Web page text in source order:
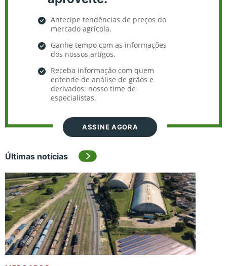
Antecipe tendências de preços do
mercado agrícola.
Ganhe tempo com as informações
dos nossos artigos.
Receba informação com quem
entende de análise de grãos e
derivados: nosso time de
especialistas.
ASSINE AGORA
Últimas notícias